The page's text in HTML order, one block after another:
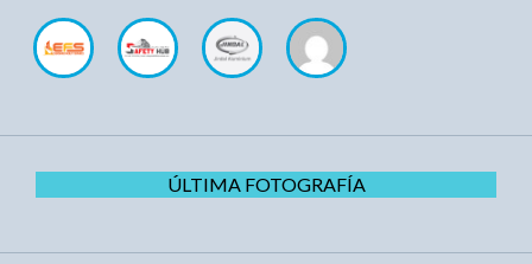
ÚLTIMA FOTOGRAFÍA